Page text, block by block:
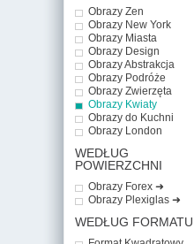
Obrazy Zen
Obrazy New York
Obrazy Miasta
Obrazy Design
Obrazy Abstrakcja
Obrazy Podróże
Obrazy Zwierzęta
Obrazy Kwiaty
Obrazy do Kuchni
Obrazy London
WEDŁUG
POWIERZCHNI
Obrazy Forex ➜
Obrazy Plexiglas ➜
WEDŁUG FORMATU